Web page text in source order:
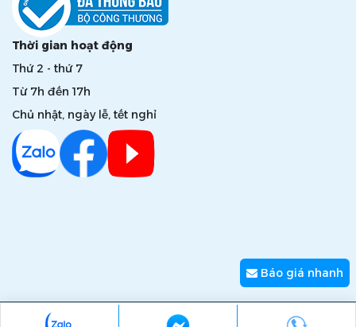
Thời gian hoạt động
Thứ 2 - thứ 7
Từ 7h đến 17h
Chủ nhật, ngày lễ, tết nghỉ
Copyright © 2026 zumi.com.vn - Giải pháp nâng tầm giá trị
Báo giá nhanh